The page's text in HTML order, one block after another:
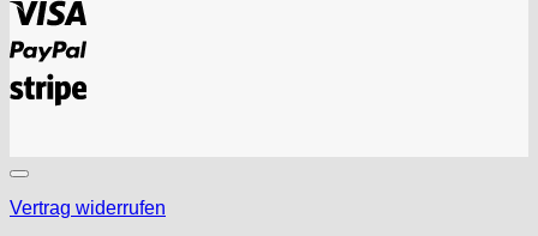
PayPal
Stripe
Vertrag widerrufen